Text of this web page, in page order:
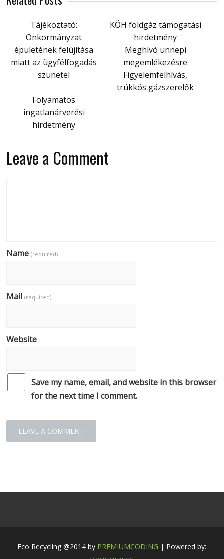
Tájékoztató:
Önkormányzat
épületének felújítása
miatt az ügyfélfogadás
szünetel
KÖH földgáz támogatási
hirdetmény
Meghívó ünnepi
megemlékezésre
Figyelemfelhívás,
trükkös gázszerelők
Folyamatos
ingatlanárverési
hirdetmény
Leave a Comment
Name(required)
Mail(required)
Website
Save my name, email, and website in this browser
for the next time I comment.
Eco Recycling @2014 by PREMIUMCODING | Powered by: